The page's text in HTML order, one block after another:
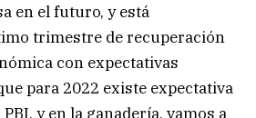
en el futuro, y está
trimestre de recuperación
con expectativas
para 2022 existe expectativa
y en la ganadería, vamos a